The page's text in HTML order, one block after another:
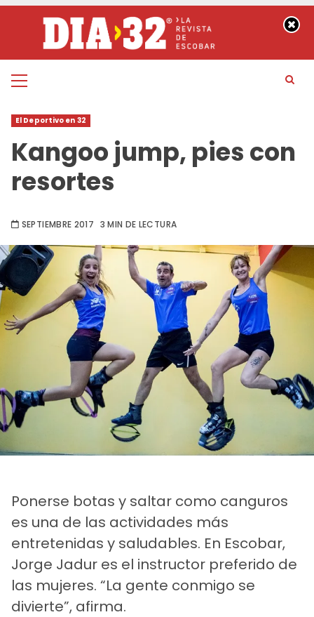
contenido
Menú
El Deportivo en 32
Kangoo jump, pies con
resortes
SEPTIEMBRE 2017 3 MIN DE LECTURA
Ponerse botas y saltar como canguros
es una de las actividades más
entretenidas y saludables. En Escobar,
Jorge Jadur es el instructor preferido de
las mujeres. “La gente conmigo se
divierte”, afirma.